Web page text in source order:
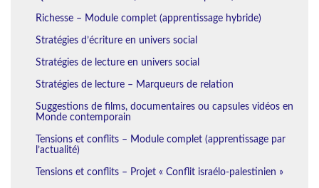
Richesse – Module complet (apprentissage hybride)
Stratégies d’écriture en univers social
Stratégies de lecture en univers social
Stratégies de lecture – Marqueurs de relation
Suggestions de films, documentaires ou capsules vidéos en
Monde contemporain
Tensions et conflits – Module complet (apprentissage par
l’actualité)
Tensions et conflits – Projet « Conflit israélo-palestinien »